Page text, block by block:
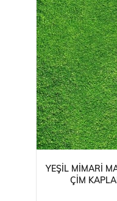
YEŞIL MIMARI
ÇIM